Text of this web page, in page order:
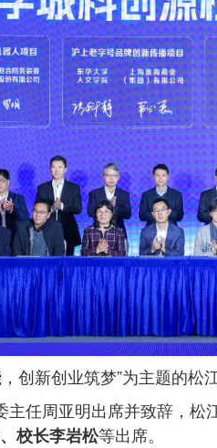
创新创业筑梦”为主题的
主任周亚明出席并致辞，
校长李岩松等出席。